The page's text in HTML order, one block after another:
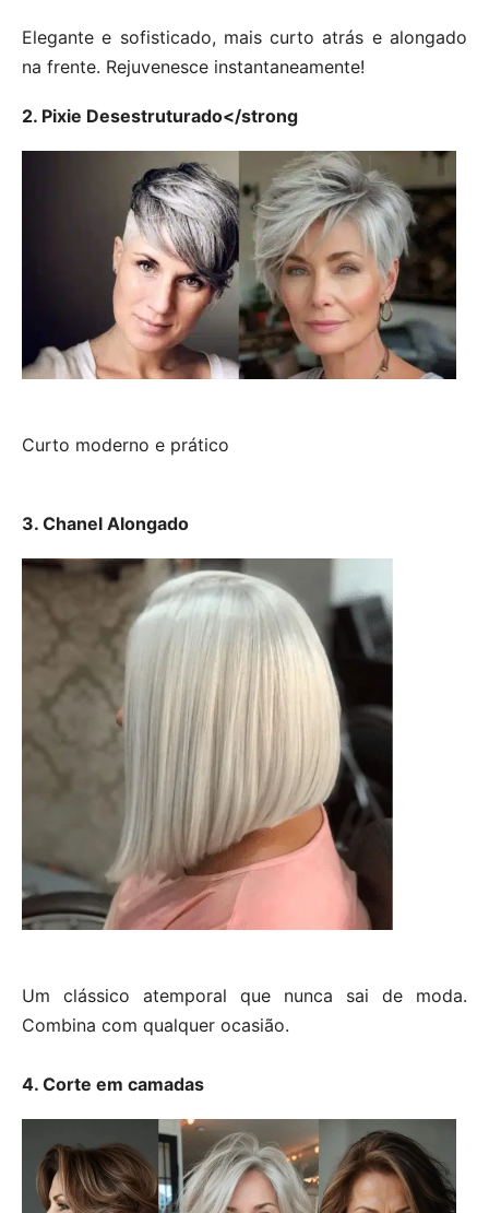
Elegante e sofisticado, mais curto atrás e alongado
na frente. Rejuvenesce instantaneamente!
2. Pixie Desestruturado</strong
Curto moderno e prático
3. Chanel Alongado
Um clássico atemporal que nunca sai de moda.
Combina com qualquer ocasião.
4. Corte em camadas